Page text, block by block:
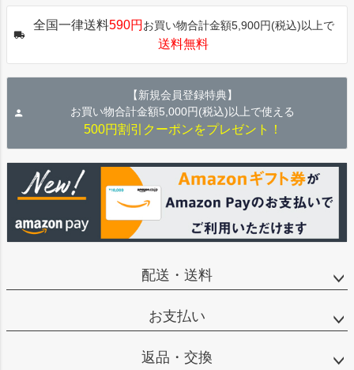
ップ
全国一律送料590円 お買い物合計金額5,900円(税込)以上で
送料無料
【新規会員登録特典】
お買い物合計金額5,000円(税込)以上で使える
500円割引クーポンをプレゼント！
配送・送料
お支払い
返品・交換